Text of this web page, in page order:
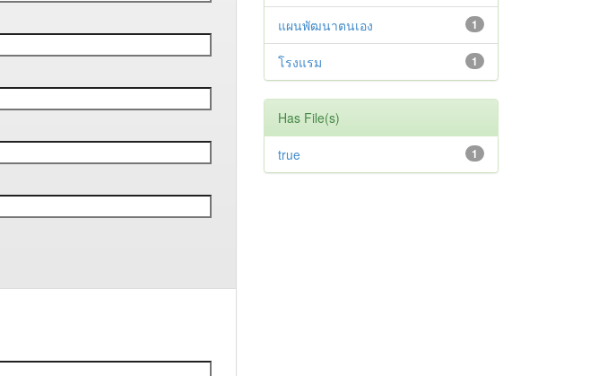
1
แผนพัฒนาตนเอง
1
โรงแรม
Has File(s)
1
true